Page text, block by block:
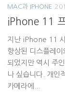
MAC과 IPHONE
iPhone 11 프
지난 iPhone 11
향상된 디스플레
되었지만 역시 주
나 싶습니다. 개인
카메라에...